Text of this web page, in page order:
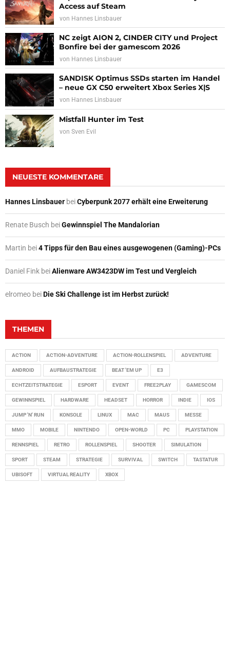
Access auf Steam
von Hannes Linsbauer
NC zeigt AION 2, CINDER CITY und Project
Bonfire bei der gamescom 2026
von Hannes Linsbauer
SANDISK Optimus SSDs starten im Handel
– neue GX C50 erweitert Xbox Series X|S
von Hannes Linsbauer
Mistfall Hunter im Test
von Sven Evil
NEUESTE KOMMENTARE
Hannes Linsbauer beiCyberpunk 2077 erhält eine Erweiterung
Renate Busch beiGewinnspiel The Mandalorian
Martin bei4 Tipps für den Bau eines ausgewogenen (Gaming)-PCs
Daniel Fink beiAlienware AW3423DW im Test und Vergleich
elromeo beiDie Ski Challenge ist im Herbst zurück!
THEMEN
ACTION ACTION-ADVENTURE ACTION-ROLLENSPIEL ADVENTURE
ANDROID AUFBAUSTRATEGIE BEAT 'EM UP E3
ECHTZEITSTRATEGIE ESPORT EVENT FREE2PLAY GAMESCOM
GEWINNSPIEL HARDWARE HEADSET HORROR INDIE IOS
JUMP 'N' RUN KONSOLE LINUX MAC MAUS MESSE
MMO MOBILE NINTENDO OPEN-WORLD PC PLAYSTATION
RENNSPIEL RETRO ROLLENSPIEL SHOOTER SIMULATION
SPORT STEAM STRATEGIE SURVIVAL SWITCH TASTATUR
UBISOFT VIRTUAL REALITY XBOX